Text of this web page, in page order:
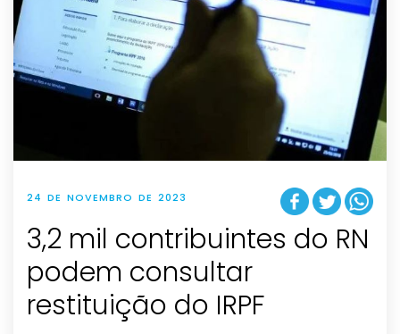
24 DE NOVEMBRO DE 2023
3,2 mil contribuintes do RN
podem consultar
restituição do IRPF